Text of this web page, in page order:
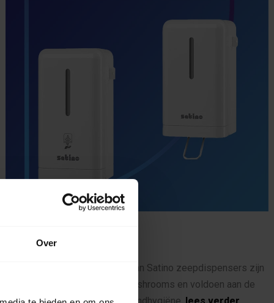
Over
De plaatbesparende versies van Satino zeepdispensers zijn
de perfecte oplossing voor washrooms en voldoen aan de